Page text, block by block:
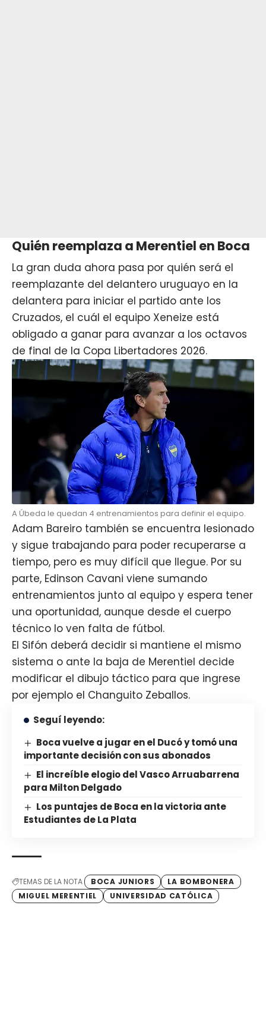
Quién reemplaza a Merentiel en Boca
La gran duda ahora pasa por quién será el
reemplazante del delantero uruguayo en la
delantera para iniciar el partido ante los
Cruzados, el cuál el equipo Xeneize está
obligado a ganar para avanzar a los octavos
de final de la Copa Libertadores 2026.
A Úbeda le quedan 4 entrenamientos para definir el equipo.
Adam Bareiro también se encuentra lesionado
y sigue trabajando para poder recuperarse a
tiempo, pero es muy difícil que llegue. Por su
parte, Edinson Cavani viene sumando
entrenamientos junto al equipo y espera tener
una oportunidad, aunque desde el cuerpo
técnico lo ven falta de fútbol.
El Sifón deberá decidir si mantiene el mismo
sistema o ante la baja de Merentiel decide
modificar el dibujo táctico para que ingrese
por ejemplo el Changuito Zeballos.
Seguí leyendo:
Boca vuelve a jugar en el Ducó y tomó una
importante decisión con sus abonados
El increíble elogio del Vasco Arruabarrena
para Milton Delgado
Los puntajes de Boca en la victoria ante
Estudiantes de La Plata
TEMAS DE LA NOTA BOCA JUNIORS
LA BOMBONERA
MIGUEL MERENTIEL
UNIVERSIDAD CATÓLICA